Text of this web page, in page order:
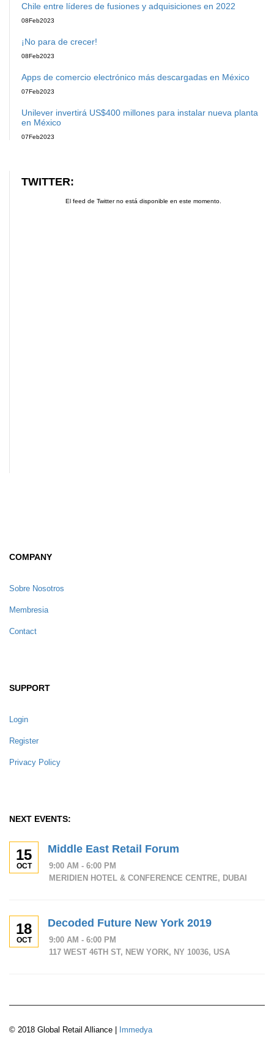
Chile entre líderes de fusiones y adquisiciones en 2022
08Feb2023
¡No para de crecer!
08Feb2023
Apps de comercio electrónico más descargadas en México
07Feb2023
Unilever invertirá US$400 millones para instalar nueva planta
en México
07Feb2023
TWITTER:
El feed de Twitter no está disponible en este momento.
COMPANY
Sobre Nosotros
Membresia
Contact
SUPPORT
Login
Register
Privacy Policy
NEXT EVENTS:
15
OCT
Middle East Retail Forum
9:00 AM - 6:00 PM
MERIDIEN HOTEL & CONFERENCE CENTRE, DUBAI
18
OCT
Decoded Future New York 2019
9:00 AM - 6:00 PM
117 WEST 46TH ST, NEW YORK, NY 10036, USA
© 2018 Global Retail Alliance | Immedya